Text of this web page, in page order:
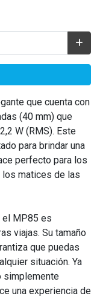
que cuenta con
(40 mm) que
W (RMS). Este
para brindar una
perfecto para los
los matices de las
el MP85 es
viajas. Su tamaño
que puedas
situación. Ya
simplemente
una experiencia de